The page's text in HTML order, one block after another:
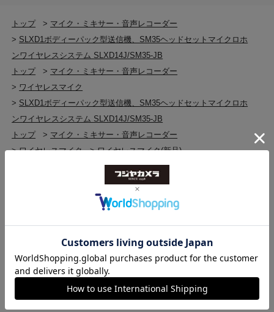
トップ > マイク・ミキサー・音声レコーダー
> SLXD1ボディーパック型送信機、SM35ヘッドセットマイクロホ
ンワイヤレスシステム SLXD14J/SM35-JB
トップ
> マイク・ミキサー・音声レコーダー
> ワイヤレスマイク
> SLXD1ボディーパック型送信機、SM35ヘッドセットマイクロホ
ンワイヤレスシステム SLXD14J/SM35-JB
トップ
> マイク・ミキサー・音声レコーダー
>ワイヤレスマイク >ワイヤレスマイク(新品)
SLXD1ボディーパック型送信機、SM35ヘッドセットマイクロホ
ンワイヤレスシステム SLXD14J/SM35-JB
マイク・ミキサー・音声レコーダー
マイク・ミキサー・音声レコーダー(新品)
ンワイヤレスシステム SLXD14J/SM35-JB
トップ
>SHURE
>SLXD1ボディーパック型送信機、SM35ヘッドセットマイクロホ
ンワイヤレスシステム SLXD14J/SM35-JB